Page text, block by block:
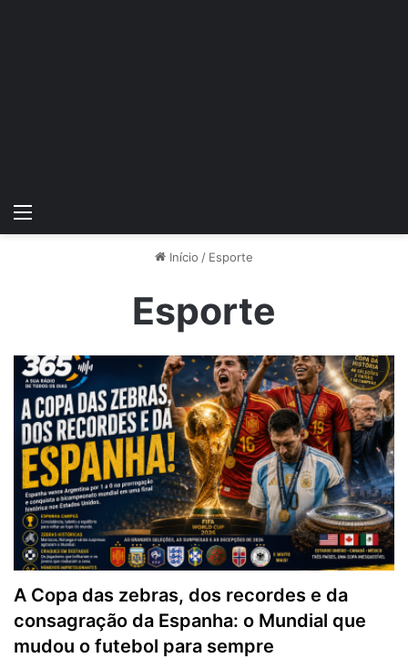
Início / Esporte
Esporte
A Copa das zebras, dos recordes e da
consagração da Espanha: o Mundial que
mudou o futebol para sempre